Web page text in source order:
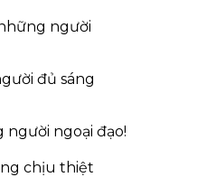
người
đủ sáng
ngoại đạo!
chịu thiệt